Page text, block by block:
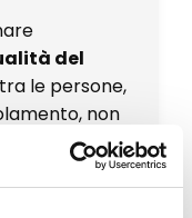
del
tra le persone,
non
anche nei